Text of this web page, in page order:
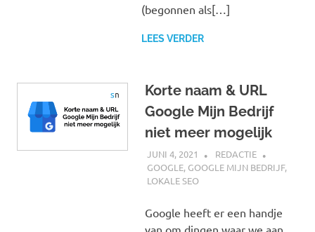
(begonnen als[…]
LEES VERDER
Korte naam & URL
Google Mijn Bedrijf
niet meer mogelijk
JUNI 4, 2021
REDACTIE
GOOGLE, GOOGLE MIJN BEDRIJF,
LOKALE SEO
Google heeft er een handje